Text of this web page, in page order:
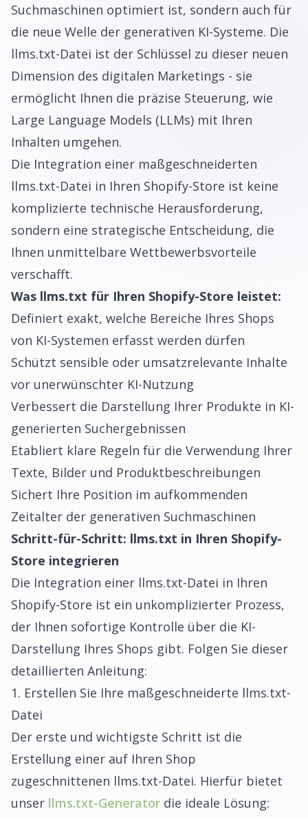
Suchmaschinen optimiert ist, sondern auch für
die neue Welle der generativen KI-Systeme. Die
llms.txt-Datei ist der Schlüssel zu dieser neuen
Dimension des digitalen Marketings - sie
ermöglicht Ihnen die präzise Steuerung, wie
Large Language Models (LLMs) mit Ihren
Inhalten umgehen.
Die Integration einer maßgeschneiderten
llms.txt-Datei in Ihren Shopify-Store ist keine
komplizierte technische Herausforderung,
sondern eine strategische Entscheidung, die
Ihnen unmittelbare Wettbewerbsvorteile
verschafft.
Was llms.txt für Ihren Shopify-Store leistet:
Definiert exakt, welche Bereiche Ihres Shops
von KI-Systemen erfasst werden dürfen
Schützt sensible oder umsatzrelevante Inhalte
vor unerwünschter KI-Nutzung
Verbessert die Darstellung Ihrer Produkte in KI-
generierten Suchergebnissen
Etabliert klare Regeln für die Verwendung Ihrer
Texte, Bilder und Produktbeschreibungen
Sichert Ihre Position im aufkommenden
Zeitalter der generativen Suchmaschinen
Schritt-für-Schritt: llms.txt in Ihren Shopify-
Store integrieren
Die Integration einer llms.txt-Datei in Ihren
Shopify-Store ist ein unkomplizierter Prozess,
der Ihnen sofortige Kontrolle über die KI-
Darstellung Ihres Shops gibt. Folgen Sie dieser
detaillierten Anleitung:
1. Erstellen Sie Ihre maßgeschneiderte llms.txt-
Datei
Der erste und wichtigste Schritt ist die
Erstellung einer auf Ihren Shop
zugeschnittenen llms.txt-Datei. Hierfür bietet
unser llms.txt-Generator die ideale Lösung: